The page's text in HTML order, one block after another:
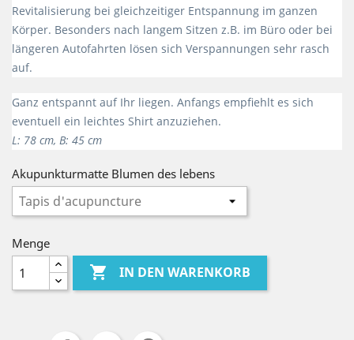
Revitalisierung bei gleichzeitiger Entspannung im ganzen
Körper. Besonders nach langem Sitzen z.B. im Büro oder bei
längeren Autofahrten lösen sich Verspannungen sehr rasch
auf.
Ganz entspannt auf Ihr liegen. Anfangs empfiehlt es sich
eventuell ein leichtes Shirt anzuziehen.
L: 78 cm, B: 45 cm
Akupunkturmatte Blumen des lebens
Menge
 IN DEN WARENKORB